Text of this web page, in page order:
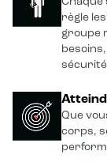
règle
groupe
Que
corps,